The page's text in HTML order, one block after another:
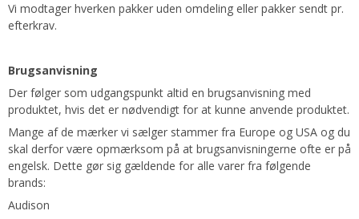
Vi modtager hverken pakker uden omdeling eller pakker sendt pr.
efterkrav.
Brugsanvisning
Der følger som udgangspunkt altid en brugsanvisning med
produktet, hvis det er nødvendigt for at kunne anvende produktet.
Mange af de mærker vi sælger stammer fra Europe og USA og du
skal derfor være opmærksom på at brugsanvisningerne ofte er på
engelsk. Dette gør sig gældende for alle varer fra følgende
brands:
Audison